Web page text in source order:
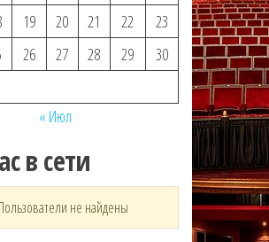
19 20 21 22
23
26 27 28 29
30
« Июл
в сети
не найдены